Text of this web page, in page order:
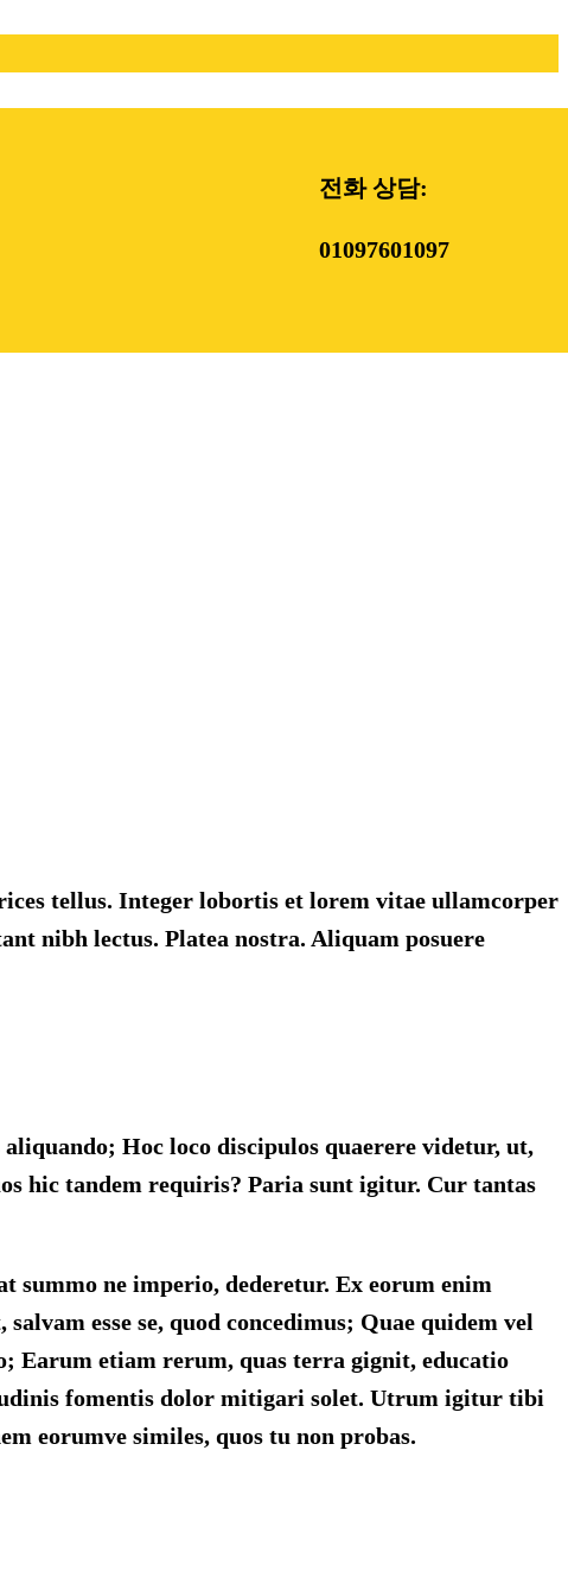
전화 상담:
01097601097
tellus. Integer lobortis et lorem vitae ullamcorper
nibh lectus. Platea nostra. Aliquam posuere
Hoc loco discipulos quaerere videtur, ut,
hic tandem requiris? Paria sunt igitur. Cur tantas
ne imperio, dederetur. Ex eorum enim
esse se, quod concedimus; Quae quidem vel
Earum etiam rerum, quas terra gignit, educatio
fomentis dolor mitigari solet. Utrum igitur tibi
eorumve similes, quos tu non probas.